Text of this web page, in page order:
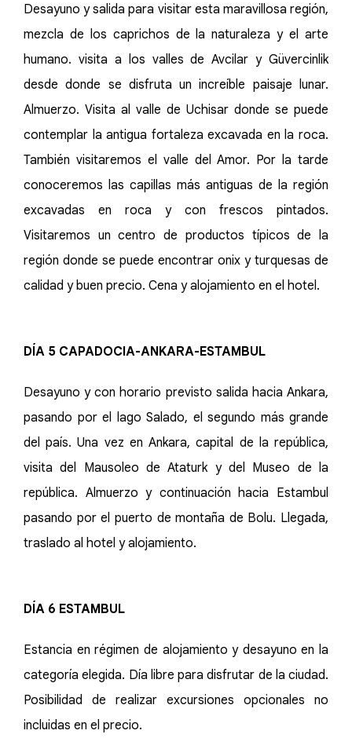
Desayuno y salida para visitar esta maravillosa región,
mezcla de los caprichos de la naturaleza y el arte
humano. visita a los valles de Avcilar y Güvercinlik
desde donde se disfruta un increíble paisaje lunar.
Almuerzo. Visita al valle de Uchisar donde se puede
contemplar la antigua fortaleza excavada en la roca.
También visitaremos el valle del Amor. Por la tarde
conoceremos las capillas más antiguas de la región
excavadas en roca y con frescos pintados.
Visitaremos un centro de productos típicos de la
región donde se puede encontrar onix y turquesas de
calidad y buen precio. Cena y alojamiento en el hotel.
DÍA 5 CAPADOCIA-ANKARA-ESTAMBUL
Desayuno y con horario previsto salida hacia Ankara,
pasando por el lago Salado, el segundo más grande
del país. Una vez en Ankara, capital de la república,
visita del Mausoleo de Ataturk y del Museo de la
república. Almuerzo y continuación hacia Estambul
pasando por el puerto de montaña de Bolu. Llegada,
traslado al hotel y alojamiento.
DÍA 6 ESTAMBUL
Estancia en régimen de alojamiento y desayuno en la
categoría elegida. Día libre para disfrutar de la ciudad.
Posibilidad de realizar excursiones opcionales no
incluidas en el precio.